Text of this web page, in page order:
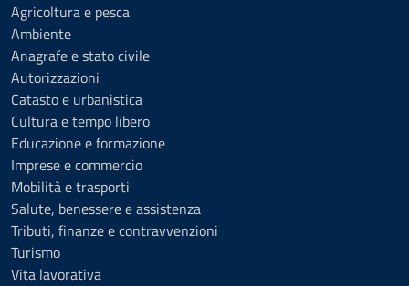
Agricoltura e pesca
Ambiente
Anagrafe e stato civile
Autorizzazioni
Catasto e urbanistica
Cultura e tempo libero
Educazione e formazione
Imprese e commercio
Mobilità e trasporti
Salute, benessere e assistenza
Tributi, finanze e contravvenzioni
Turismo
Vita lavorativa